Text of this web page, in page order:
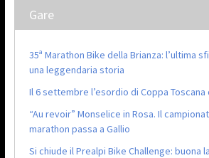
Gare
35ª Marathon Bike della Brianza: l’ultima
una leggendaria storia
Il 6 settembre l’esordio di Coppa Toscana
“Au revoir” Monselice in Rosa. Il
marathon passa a Gallio
Si chiude il Prealpi Bike Challenge: buona